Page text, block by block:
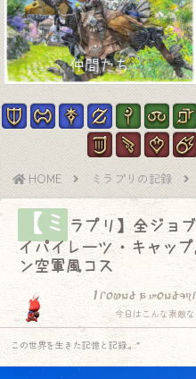
仲間たち
HOME ミラプリの記録
【ミ ラプリ】全ジョ
イパイレーツ・キャッ
ン空軍風コス
I found a
今日はこんな素敵
この世界を生きた記憶と記録.｡.:*